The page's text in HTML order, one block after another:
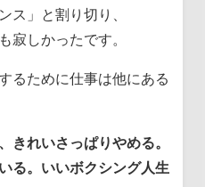
ス」と割り切り、
寂しかったです。
るために仕事は他にある
きれいさっぱりやめる。
る。いいボクシング人生